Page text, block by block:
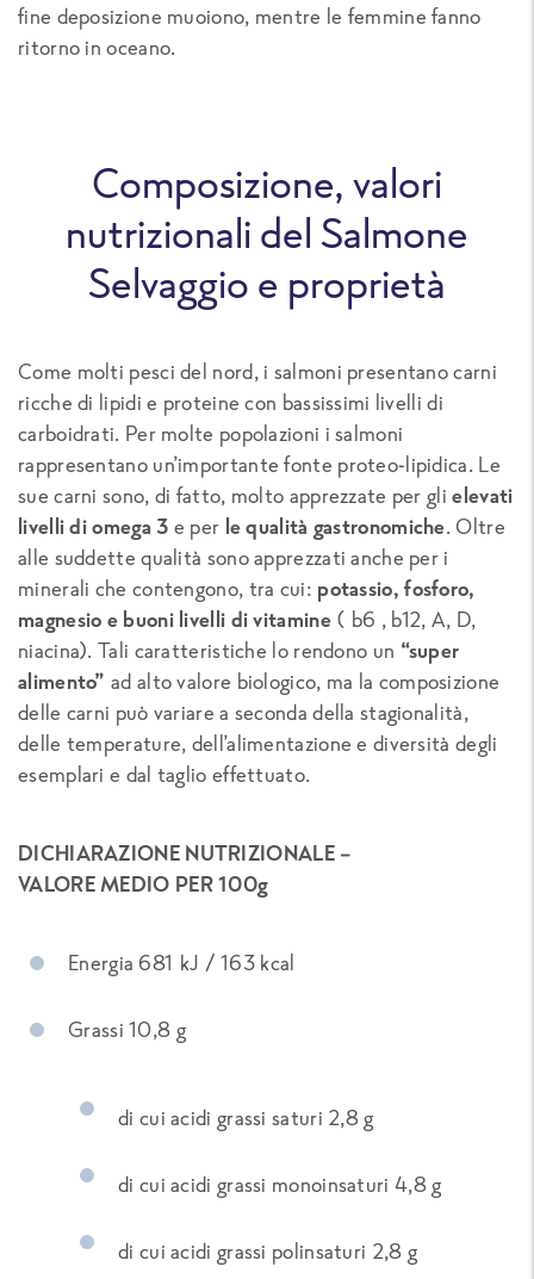
fine deposizione muoiono, mentre le femmine fanno
ritorno in oceano.
Composizione, valori
nutrizionali del Salmone
Selvaggio e proprietà
Come molti pesci del nord, i salmoni presentano carni
ricche di lipidi e proteine con bassissimi livelli di
carboidrati. Per molte popolazioni i salmoni
rappresentano un’importante fonte proteo-lipidica. Le
sue carni sono, di fatto, molto apprezzate per glielevati
livelli di omega 3 e per le qualità gastronomiche. Oltre
alle suddette qualità sono apprezzati anche per i
minerali che contengono, tra cui: potassio, fosforo,
magnesio e buoni livelli di vitamine( b6 , b12, A, D,
niacina). Tali caratteristiche lo rendono un “super
alimento” ad alto valore biologico, ma la composizione
delle carni può variare a seconda della stagionalità,
delle temperature, dell’alimentazione e diversità degli
esemplari e dal taglio effettuato.
DICHIARAZIONE NUTRIZIONALE –
VALORE MEDIO PER 100g
Energia 681 kJ / 163 kcal
Grassi 10,8 g
di cui acidi grassi saturi 2,8 g
di cui acidi grassi monoinsaturi 4,8 g
di cui acidi grassi polinsaturi 2,8 g